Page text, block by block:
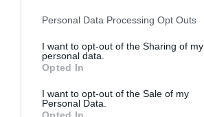
Personal Data Processing Opt Outs
I want to opt-out of the Sharing of my
personal data.
Opted In
I want to opt-out of the Sale of my
Personal Data.
Opted In